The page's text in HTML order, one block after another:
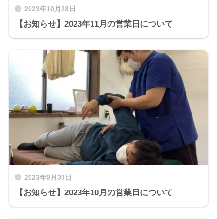
2023年10月28日
【お知らせ】2023年11月の営業日について
2023年9月30日
【お知らせ】2023年10月の営業日について